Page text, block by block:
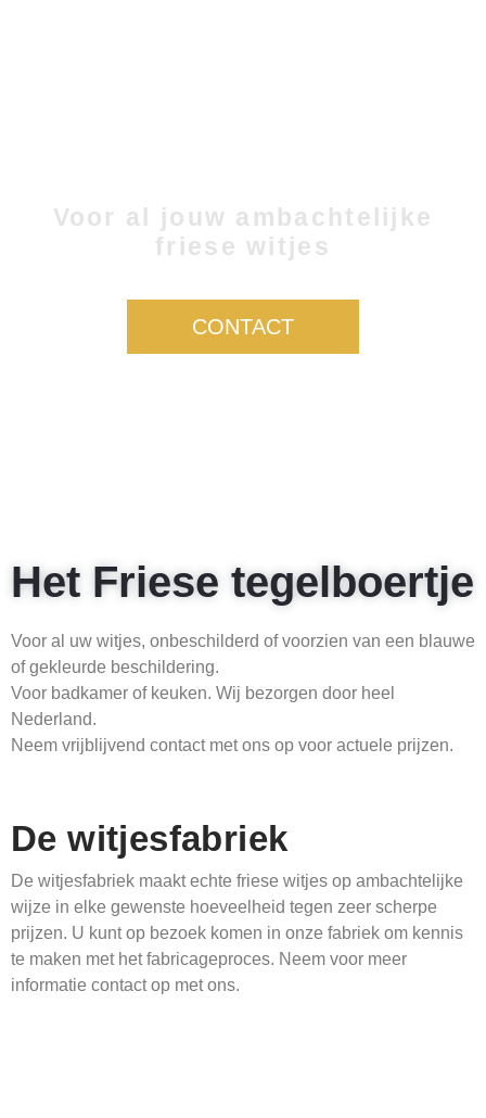
Voor al jouw ambachtelijke
friese witjes
CONTACT
Het Friese tegelboertje
Voor al uw witjes, onbeschilderd of voorzien van een blauwe
of gekleurde beschildering.
Voor badkamer of keuken. Wij bezorgen door heel
Nederland.
Neem vrijblijvend contact met ons op voor actuele prijzen.
De witjesfabriek
De witjesfabriek maakt echte friese witjes op ambachtelijke
wijze in elke gewenste hoeveelheid tegen zeer scherpe
prijzen. U kunt op bezoek komen in onze fabriek om kennis
te maken met het fabricageproces. Neem voor meer
informatie contact op met ons.